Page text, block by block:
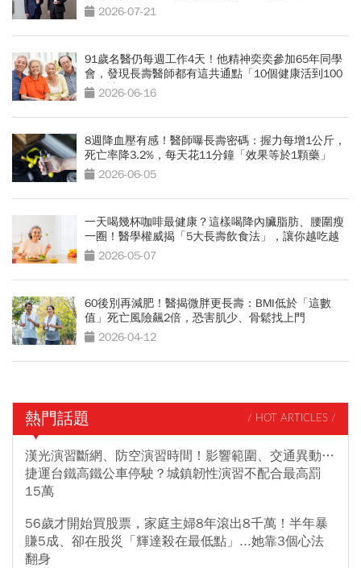
2026-07-21
91歲名醫仍每週工作4天！他精神奕奕參加65年同學
會，發現長壽醫師都有這共通點「10個健康活到100
歲秘訣」
2026-06-16
8週降血壓有感！醫師曝長壽密碼：握力每增1公斤，
死亡率降3.2%，每天花11分鐘「效果等於1顆藥」
2026-06-05
一天喝幾杯咖啡最健康？這樣喝降內臟脂肪、腰圍瘦
一圈！醫學權威揭「5大長壽飲食法」，讓你越吃越
年輕2026-05-07
60後別再減肥！醫揭微胖更長壽：BMI低於「這數
值」死亡風險飆2倍，恐害肌少、骨鬆找上門
2026-04-12
熱門話題 / HOT ARTICLES /
漢光演習斷網、防空演習時間！影響範圍、交通異動…
捷運台鐵高鐵公車停駛？城鎮韌性演習不配合最高罰
15萬
56歲才開始買股票，家庭主婦8年滾出8千萬！半年暴
賺5成、卻在股災「輝達殺在最低點」...她靠3個心法
翻身